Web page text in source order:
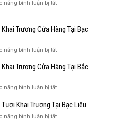
Đẹp
Liêu
năng bình luận bị tắtở
Khai
Tại
Kạn
Khai Trương Cửa Hàng Tại Bạc
năng bình luận bị tắtở
Khai
Hàng
Bạc
Liêu
Khai Trương Cửa Hàng Tại Bắc
năng bình luận bị tắtở
Khai
Tươi Khai Trương Tại Bạc Liêu
năng bình luận bị tắtở